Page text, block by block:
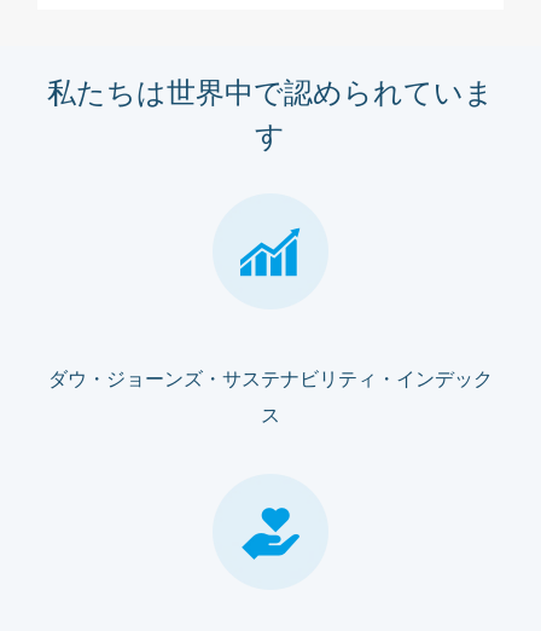
私たちは世界中で認められていま
す
ダウ・ジョーンズ・サステナビリティ・インデック
ス